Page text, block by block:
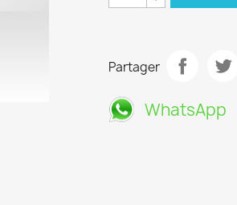
Partager
WhatsApp